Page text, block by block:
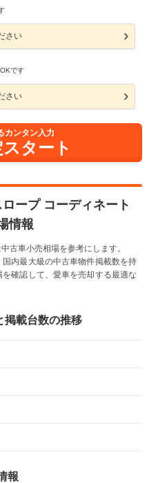
さい
です
さい
カンタン入力
タート
ープ コーディネート
情報
古車小売相場を参考にします。
内最大級の中古車物件掲載数を持
確認して、愛車を売却する最適な
掲載台数の推移
報